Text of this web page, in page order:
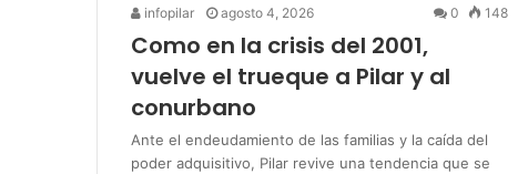
infopilar agosto 4, 2026 0 148
Como en la crisis del 2001,
vuelve el trueque a Pilar y al
conurbano
Ante el endeudamiento de las familias y la caída del
poder adquisitivo, Pilar revive una tendencia que se